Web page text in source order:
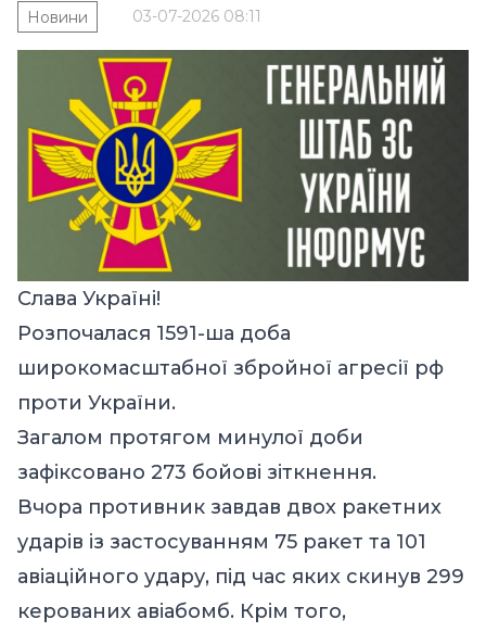
03-07-2026 08:11
Новини
Слава Україні!
Розпочалася 1591-ша доба
широкомасштабної збройної агресії рф
проти України.
Загалом протягом минулої доби
зафіксовано 273 бойові зіткнення.
Вчора противник завдав двох ракетних
ударів із застосуванням 75 ракет та 101
авіаційного удару, під час яких скинув 299
керованих авіабомб. Крім того,